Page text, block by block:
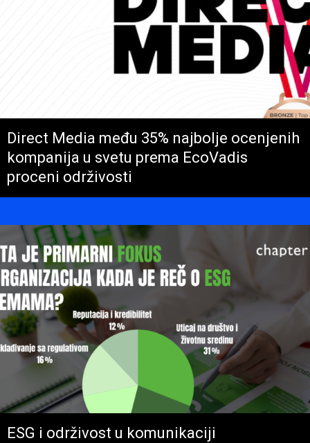
Direct Media među 35% najbolje ocenjenih
kompanija u svetu prema EcoVadis
proceni održivosti
ESG i održivost u komunikaciji